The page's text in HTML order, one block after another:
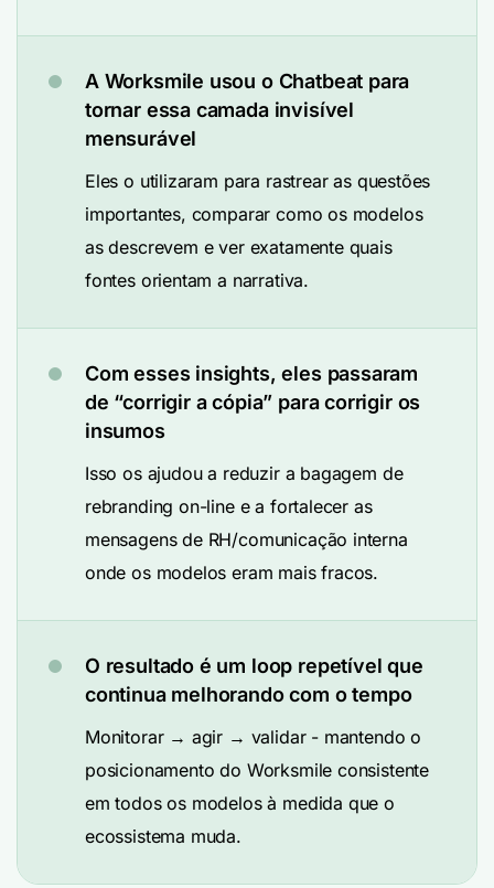
A Worksmile usou o Chatbeat para
tornar essa camada invisível
mensurável
Eles o utilizaram para rastrear as questões
importantes, comparar como os modelos
as descrevem e ver exatamente quais
fontes orientam a narrativa.
Com esses insights, eles passaram
de “corrigir a cópia” para corrigir os
insumos
Isso os ajudou a reduzir a bagagem de
rebranding on-line e a fortalecer as
mensagens de RH/comunicação interna
onde os modelos eram mais fracos.
O resultado é um loop repetível que
continua melhorando com o tempo
Monitorar → agir → validar - mantendo o
posicionamento do Worksmile consistente
em todos os modelos à medida que o
ecossistema muda.